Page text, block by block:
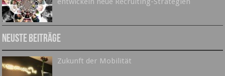
Neuste Beiträge
Zukunft der Mobilität